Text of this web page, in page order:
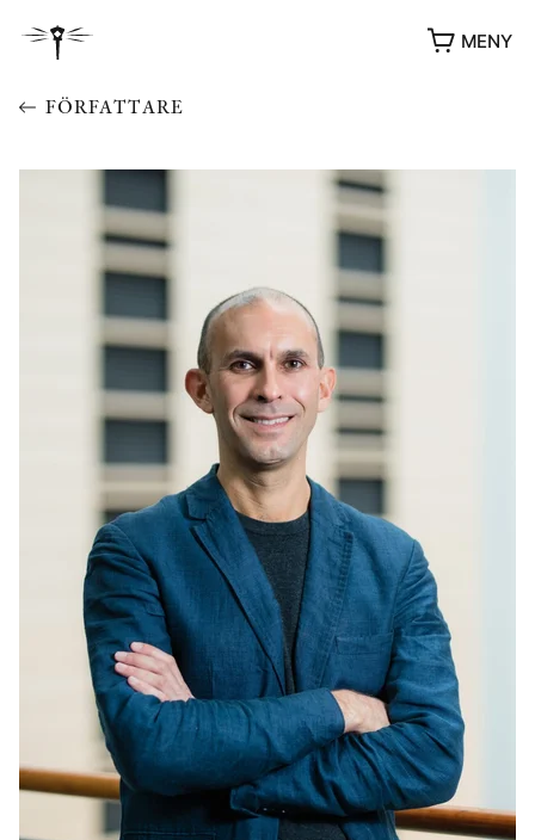
MENY
YUKIKO OCH PATRIK MÖTER
STOLPE STORIES
ÖVRIGA FORMAT
KONTAKT
PRESSKONTAKT
PEER REVIEW-PROCESSEN
FÖRFATTARE